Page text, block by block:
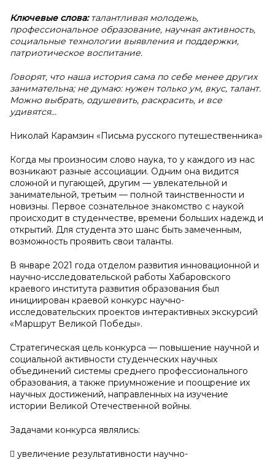
Ключевые слова:талантливая молодежь,
профессиональное образование, научная активность,
социальные технологии выявления и поддержки,
патриотическое воспитание.
Говорят, что наша история сама по себе менее других
занимательна; не думаю: нужен только ум, вкус, талант.
Можно выбрать, одушевить, раскрасить, и все
удивятся…
Николай Карамзин «Письма русского путешественника»
Когда мы произносим слово наука, то у каждого из нас
возникают разные ассоциации. Одним она видится
сложной и пугающей, другим — увлекательной и
занимательной, третьим — полной таинственности и
новизны. Первое сознательное знакомство с наукой
происходит в студенчестве, времени больших надежд и
открытий. Для студента это шанс быть замеченным,
возможность проявить свои таланты.
В январе 2021 года отделом развития инновационной и
научно-исследовательской работы Хабаровского
краевого института развития образования был
инициирован краевой конкурс научно-
исследовательских проектов интерактивных экскурсий
«Маршрут Великой Победы».
Стратегическая цель конкурса — повышение научной и
социальной активности студенческих научных
объединений системы среднего профессионального
образования, а также приумножение и поощрение их
научных достижений, направленных на изучение
истории Великой Отечественной войны.
Задачами конкурса являлись:
 увеличение результативности научно-